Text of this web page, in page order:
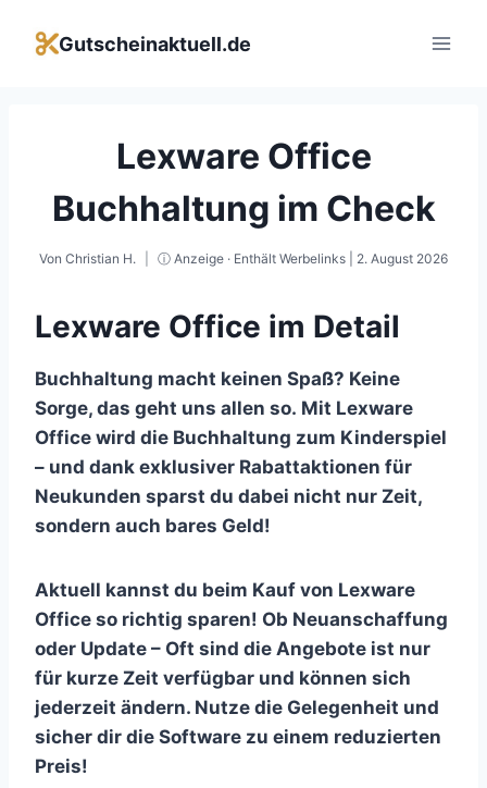
Inhalt Gutscheinaktuell.de
Lexware Office
Buchhaltung im Check
Von Christian H. ⓘ Anzeige · Enthält Werbelinks | 2. August 2026
Lexware Office im Detail
Buchhaltung macht keinen Spaß? Keine
Sorge, das geht uns allen so. Mit Lexware
Office wird die Buchhaltung zum Kinderspiel
– und dank exklusiver Rabattaktionen für
Neukunden sparst du dabei nicht nur Zeit,
sondern auch bares Geld!
Aktuell kannst du beim Kauf von Lexware
Office so richtig sparen! Ob Neuanschaffung
oder Update – Oft sind die Angebote ist nur
für kurze Zeit verfügbar und können sich
jederzeit ändern. Nutze die Gelegenheit und
sicher dir die Software zu einem reduzierten
Preis!